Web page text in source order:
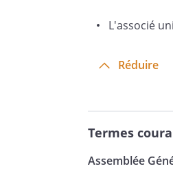
,
qui
L'associé
Réduire
Termes
Assemblée